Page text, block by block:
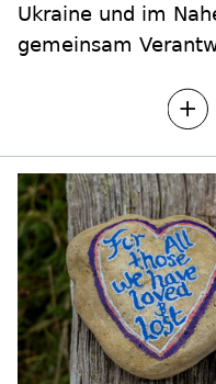
Ukraine und im
gemeinsam